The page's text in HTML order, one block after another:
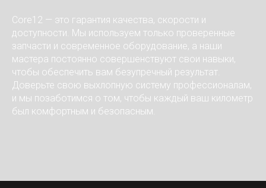
Core12 — это гарантия качества, скорости и
доступности. Мы используем только проверенные
запчасти и современное оборудование, а наши
мастера постоянно совершенствуют свои навыки,
чтобы обеспечить вам безупречный результат.
Доверьте свою выхлопную систему профессионалам,
и мы позаботимся о том, чтобы каждый ваш километр
был комфортным и безопасным.